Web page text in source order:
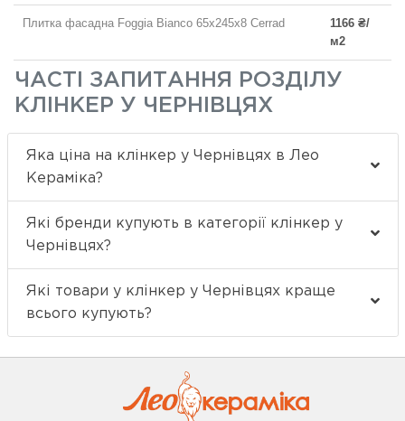
Плитка фасадна Foggia Bianco 65x245x8 Cerrad
1166 ₴/
м2
ЧАСТІ ЗАПИТАННЯ РОЗДІЛУ
КЛІНКЕР У ЧЕРНІВЦЯХ
Яка ціна на клінкер у Чернівцях в Лео
Кераміка?
Які бренди купують в категорії клінкер у
Чернівцях?
Які товари у клінкер у Чернівцях краще
всього купують?